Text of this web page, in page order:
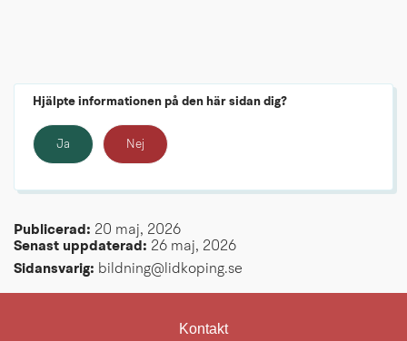
Hjälpte informationen på den här sidan dig?
Ja Nej
Publicerad: 20 maj, 2026
Senast uppdaterad: 26 maj, 2026
Sidansvarig: bildning@lidkoping.se
Kontakt